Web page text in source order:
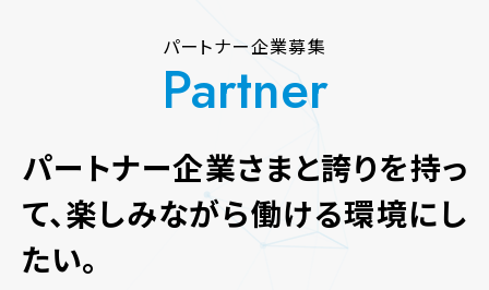
パートナー企業募集
Partner
パートナー企業さまと誇りを持っ
て、楽しみながら働ける環境にし
たい。